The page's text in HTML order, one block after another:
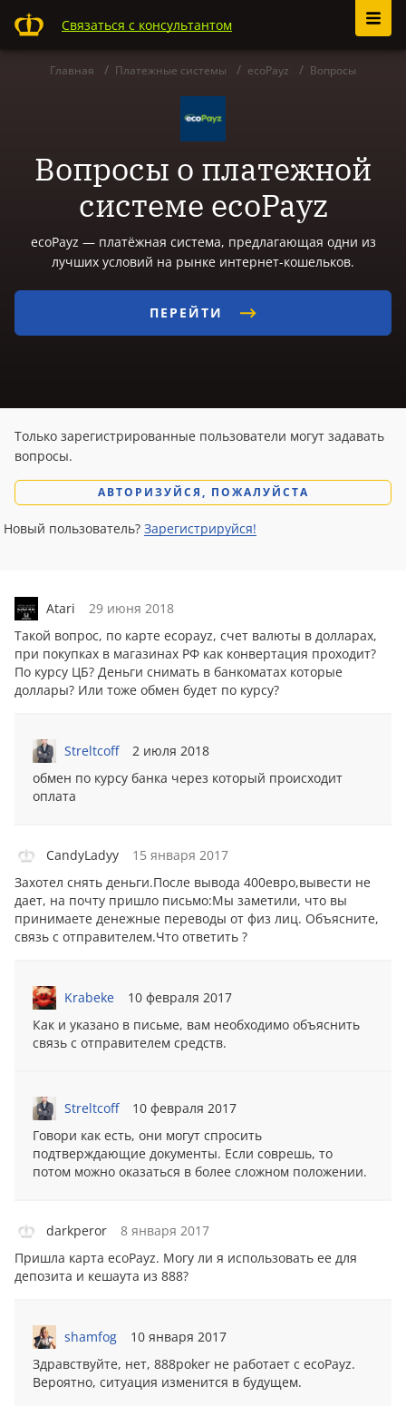
Связаться с консультантом
Главная Платежные системы ecoPayz Вопросы
Вопросы о платежной
системе ecoPayz
ecoPayz — платёжная система, предлагающая одни из
лучших условий на рынке интернет-кошельков.
ПЕРЕЙТИ
Только зарегистрированные пользователи могут задавать
вопросы.
АВТОРИЗУЙСЯ, ПОЖАЛУЙСТА
Новый пользователь? Зарегистрируйся!
Atari
29 июня 2018
Такой вопрос, по карте ecopayz, счет валюты в долларах,
при покупках в магазинах РФ как конвертация проходит?
По курсу ЦБ? Дeньги снимать в банкоматах которые
доллары? Или тоже обмен будет по курсу?
Streltcoff
2 июля 2018
обмен по курсу банка через который происходит
оплата
CandyLadyy
15 января 2017
Захотел снять дeньги.После вывода 400евро,вывeсти не
дает, на почту пришло письмо:Мы заметили, что вы
принимаете денежные пepевoды от физ лиц. Объясните,
связь с отправителем.Что ответить ?
Krabeke
10 февраля 2017
Как и указано в письме, вам необходимо объяснить
связь с отправителем средств.
Streltcoff
10 февраля 2017
Говори как есть, они могут спросить
подтверждающие документы. Если соврешь, то
потом можно оказаться в более сложном положении.
darkperor
8 января 2017
Пришла карта ecoPayz. Могу ли я использовать ее для
депозита и кeшаута из 888?
shamfog
10 января 2017
Здравствуйте, нет, 888poker не работает с ecoPayz.
Вероятно, ситуация изменится в будущем.